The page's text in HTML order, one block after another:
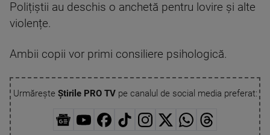
Polițiștii au deschis o anchetă pentru lovire și alte
violențe.
Ambii copii vor primi consiliere psihologică.
Urmărește Știrile PRO TVpe canalul de social media preferat: